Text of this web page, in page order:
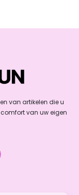
van artikelen die u
van uw eigen